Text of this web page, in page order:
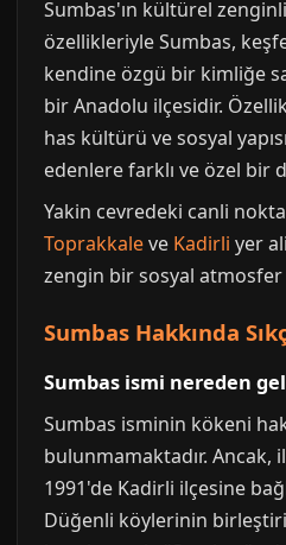
Sumbas'ın kültürel
özellikleriyle Sumbas,
kendine özgü bir kimliğe
bir Anadolu ilçesidir.
has kültürü ve sosyal
edenlere farklı ve özel bir
Yakin cevredeki canli
Toprakkaleve Kadirli yer
zengin bir sosyal
Sumbas Hakkında
Sumbas ismi nereden
Sumbas isminin kökeni
bulunmamaktadır. Ancak,
1991'de Kadirli ilçesine
Düğenli köylerinin